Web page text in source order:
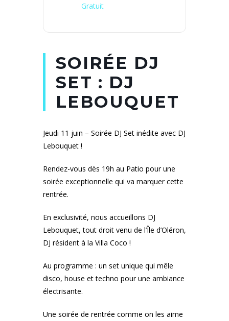
Gratuit
SOIRÉE DJ
SET : DJ
LEBOUQUET
Jeudi 11 juin – Soirée DJ Set inédite avec DJ
Lebouquet !
Rendez-vous dès 19h au Patio pour une
soirée exceptionnelle qui va marquer cette
rentrée.
En exclusivité, nous accueillons DJ
Lebouquet, tout droit venu de l’Île d’Oléron,
DJ résident à la Villa Coco !
Au programme : un set unique qui mêle
disco, house et techno pour une ambiance
électrisante.
Une soirée de rentrée comme on les aime